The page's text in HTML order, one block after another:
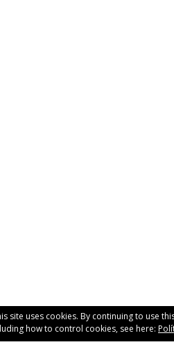
site uses cookies. By continuing to use
how to control cookies, see here: